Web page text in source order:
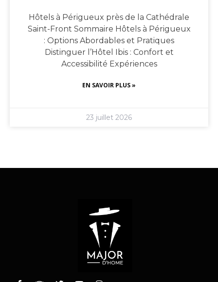
Hôtels à Périgueux près de la Cathédrale
Saint-Front Sommaire Hôtels à Périgueux
: Options Abordables et Pratiques
Distinguer l’Hôtel Ibis : Confort et
Accessibilité Expériences
EN SAVOIR PLUS »
23 juillet 2026